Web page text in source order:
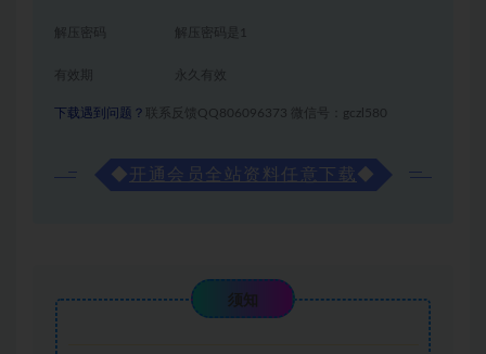
解压密码是1
有效期 永久有效
下载遇到问题？ 联系反馈QQ806096373 微信号：gczl580
◆ 开通会员全站资料任意下载◆
须知